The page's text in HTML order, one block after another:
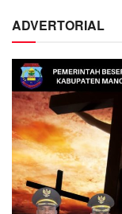
ADVERTORIAL